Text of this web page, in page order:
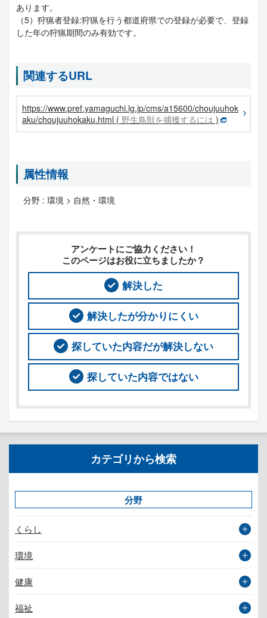
あります。
（5）狩猟者登録:狩猟を行う都道府県での登録が必要で、登録
した年の狩猟期間のみ有効です。
関連するURL
https://www.pref.yamaguchi.lg.jp/cms/a15600/choujuuhok
aku/choujuuhokaku.html ( 野生鳥獣を捕獲するには )
属性情報
分野 : 環境 > 自然・環境
アンケートにご協力ください！
このページはお役に立ちましたか？
解決した
解決したが分かりにくい
探していた内容だが解決しない
探していた内容ではない
カテゴリから検索
分野
くらし
環境
健康
福祉